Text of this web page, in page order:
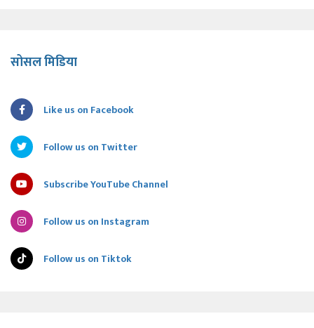
सोसल मिडिया
Like us on Facebook
Follow us on Twitter
Subscribe YouTube Channel
Follow us on Instagram
Follow us on Tiktok